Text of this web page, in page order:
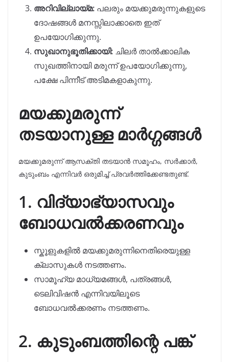
അറിവില്ലായ്മ: പലരും മയക്കുമരുന്നുകളുടെ
ദോഷങ്ങൾ മനസ്സിലാക്കാതെ ഇത്
ഉപയോഗിക്കുന്നു.
സുഖാനുഭൂതിക്കായി: ചിലർ താൽക്കാലിക
സുഖത്തിനായി മരുന്ന് ഉപയോഗിക്കുന്നു,
പക്ഷേ പിന്നീട് അടിമകളാകുന്നു.
മയക്കുമരുന്ന്
തടയാനുള്ള മാർഗ്ഗങ്ങൾ
മയക്കുമരുന്ന് ആസക്തി തടയാൻ സമൂഹം, സർക്കാർ,
കുടുംബം എന്നിവർ ഒരുമിച്ച് പ്രവർത്തിക്കേണ്ടതുണ്ട്.
1. വിദ്യാഭ്യാസവും
ബോധവൽക്കരണവും
സ്കൂളുകളിൽ മയക്കുമരുന്നിനെതിരെയുള്ള
ക്ലാസുകൾ നടത്തണം.
സാമൂഹ്യ മാധ്യമങ്ങൾ, പത്രങ്ങൾ,
ടെലിവിഷൻ എന്നിവയിലൂടെ
ബോധവൽക്കരണം നടത്തണം.
2. കുടുംബത്തിന്റെ പങ്ക്